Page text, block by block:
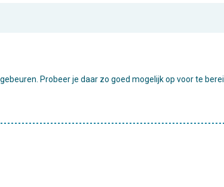
Probeer je daar zo goed mogelijk op voor te